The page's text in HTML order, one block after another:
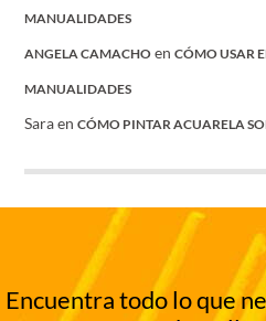
MANUALIDADES
ANGELA CAMACHO enCÓMO USAR
MANUALIDADES
SaraenCÓMO PINTAR ACUARELA
Encuentra todo lo que